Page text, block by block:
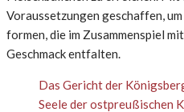
Voraussetzungen geschaffen,
formen, die im Zusammenspiel
Geschmack entfalten.
Das Gericht der
Seele der ostpreußischen